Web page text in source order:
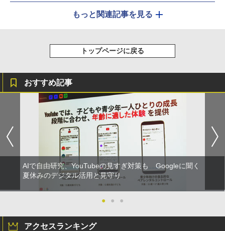
もっと関連記事を見る
トップページに戻る
おすすめ記事
AIで自由研究、YouTubeの見すぎ対策も Googleに聞く
夏休みのデジタル活用と見守り
● ● ●
アクセスランキング